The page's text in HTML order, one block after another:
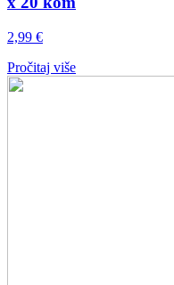
2,99 €
Pročitaj više